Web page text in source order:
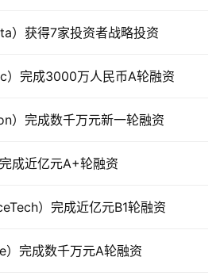
）获得7家投资者战略投资
）完成3000万人民币A轮融资
）完成数千万元新一轮融资
成近亿元A+轮融资
）完成近亿元B1轮融资
）完成数千万元A轮融资